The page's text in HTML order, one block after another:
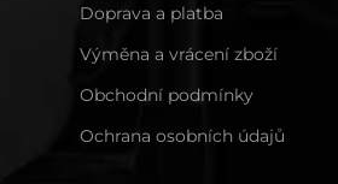
Doprava a platba
Výměna a vrácení zboží
Obchodní podmínky
Ochrana osobních údajů